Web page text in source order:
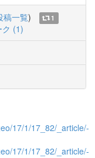
稿一覧)
1
ク (1)
17/1/17_82/_article/-
17/1/17_82/_article/-